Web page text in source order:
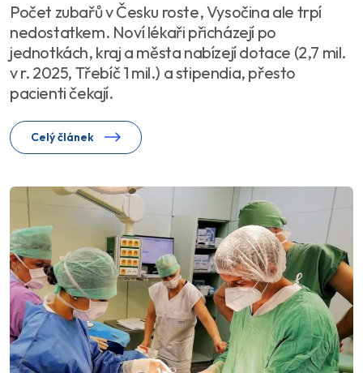
Počet zubařů v Česku roste, Vysočina ale trpí
nedostatkem. Noví lékaři přicházejí po
jednotkách, kraj a města nabízejí dotace (2,7 mil.
v r. 2025, Třebíč 1 mil.) a stipendia, přesto
pacienti čekají.
Celý článek